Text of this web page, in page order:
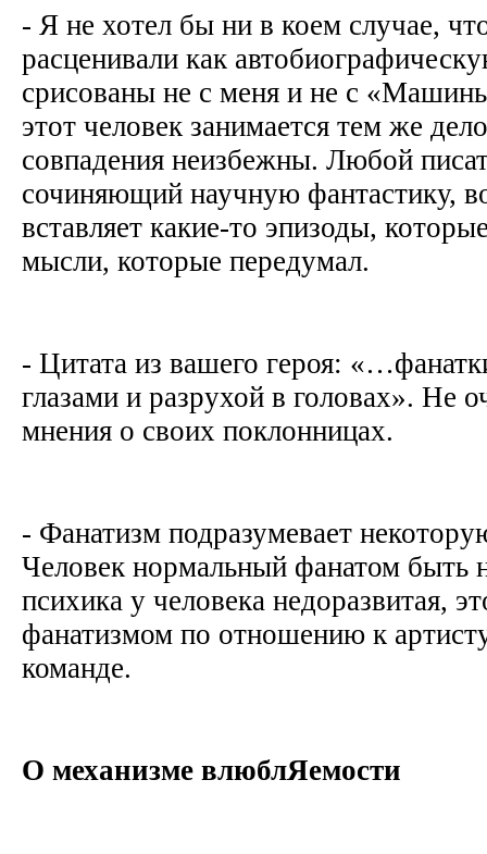
- Я не хотел бы ни в коем случае,
расценивали как
срисованы не с меня и не с
этот человек занимается тем же
совпадения неизбежны. Любой
сочиняющий научную фантастику,
вставляет какие-то эпизоды,
мысли, которые передумал.
- Цитата из вашего героя:
глазами и разрухой в головах». Не
мнения о своих поклонницах.
- Фанатизм подразумевает
Человек нормальный фанатом быть
психика у человека недоразвитая,
фанатизмом по отношению к
команде.
О механизме влюблЯемости